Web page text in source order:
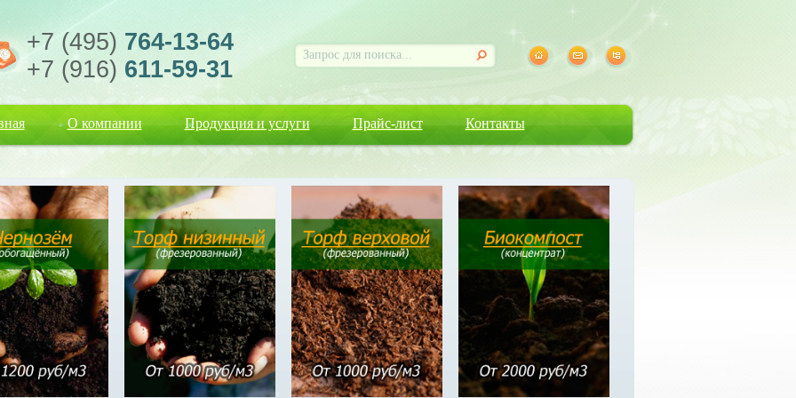
+7 (495) 764-13-64
+7 (916) 611-59-31
О компании Продукция и услуги Прайс-лист Контакты